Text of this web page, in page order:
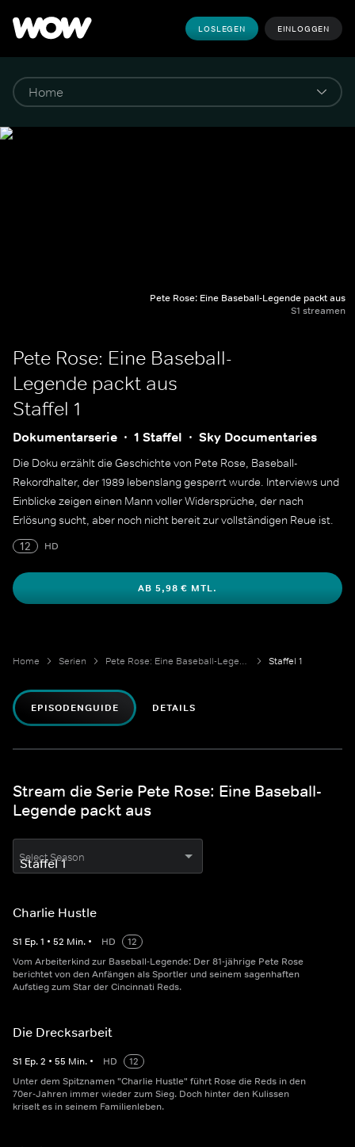
LOSLEGEN EINLOGGEN
Pete Rose: Eine Baseball-Legende packt aus
S1 streamen
Pete Rose: Eine Baseball-
Legende packt aus
Staffel 1
Dokumentarserie 1 Staffel Sky Documentaries
Die Doku erzählt die Geschichte von Pete Rose, Baseball-
Rekordhalter, der 1989 lebenslang gesperrt wurde. Interviews und
Einblicke zeigen einen Mann voller Widersprüche, der nach
Erlösung sucht, aber noch nicht bereit zur vollständigen Reue ist.
12
HD
AB 5,98 € MTL.
Home Serien Pete Rose: Eine Baseball-Legende packt aus Staffel 1
EPISODENGUIDE DETAILS
Stream die Serie Pete Rose: Eine Baseball-
Legende packt aus
Select Season
Charlie Hustle
S1 Ep.1 • 52 Min. • HD
12
Vom Arbeiterkind zur Baseball-Legende: Der 81-jährige Pete Rose
berichtet von den Anfängen als Sportler und seinem sagenhaften
Aufstieg zum Star der Cincinnati Reds.
Die Drecksarbeit
S1 Ep.2 • 55 Min. • HD
12
Unter dem Spitznamen "Charlie Hustle" führt Rose die Reds in den
70er-Jahren immer wieder zum Sieg. Doch hinter den Kulissen
kriselt es in seinem Familienleben.